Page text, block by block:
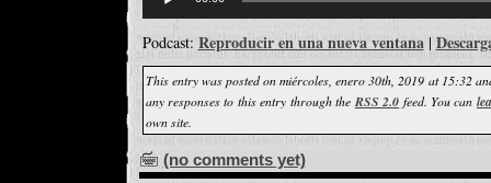
audio
Podcast: Reproducir en una nueva ventana|
This entry was posted on miércoles, enero 30th, 2019 at 15:32
any responses to this entry through the RSS 2.0 feed. You can
own site.
(no comments yet)